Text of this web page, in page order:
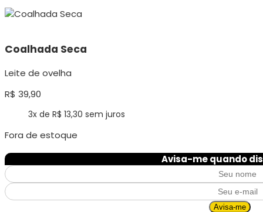
Coalhada Seca
Leite de ovelha
R$ 39,90
3x de R$ 13,30 sem juros
Fora de estoque
Avisa-me quando
Avisa-me